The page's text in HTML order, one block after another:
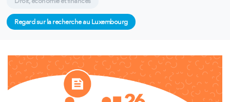
Regard sur la recherche au Luxembourg